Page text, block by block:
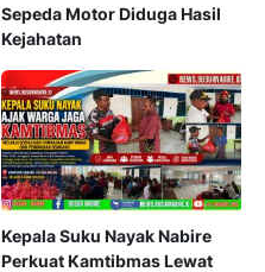
Sepeda Motor Diduga Hasil
Kejahatan
Kepala Suku Nayak Nabire
Perkuat Kamtibmas Lewat